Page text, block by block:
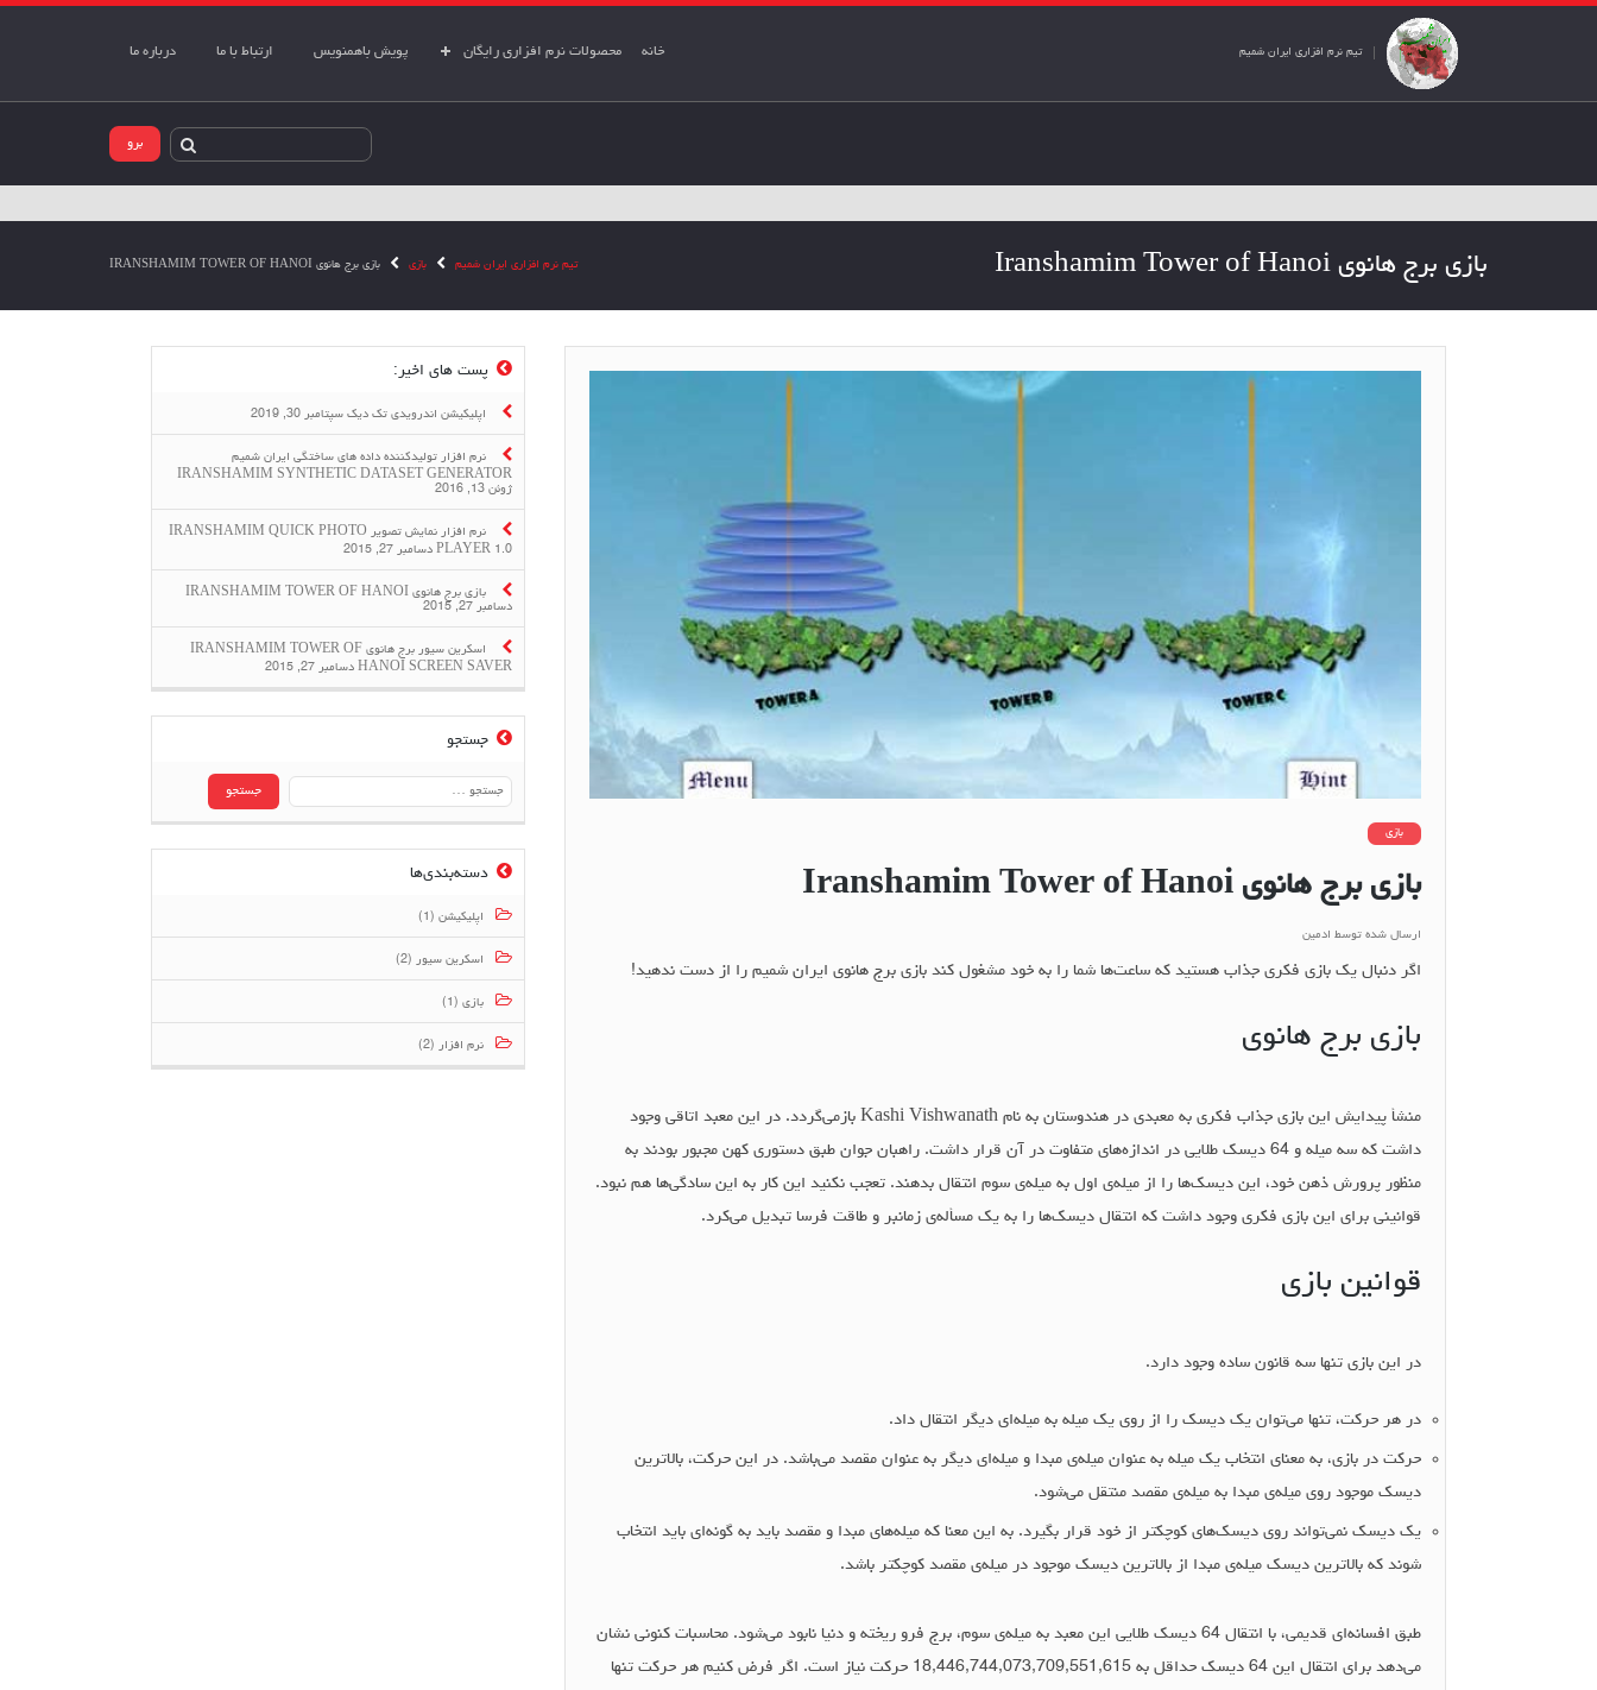
تیم نرم افزاری ایران شمیم خانه محصولات نرم افزاری رایگان پویش باهمنویس ارتباط با ما درباره ما
بازی برج هانوی Iranshamim Tower of Hanoi تیم نرم افزاری ایران شمیم بازی بازی برج هانوی IRANSHAMIM TOWER OF HANOI
پست های اخیر:
اپلیکیشن اندرویدی تک دیک سپتامبر 30, 2019
نرم افزار تولیدکننده داده های ساختگی ایران شمیم
IRANSHAMIM SYNTHETIC DATASET GENERATOR
ژوئن 13, 2016
نرم افزار نمایش تصویر IRANSHAMIM QUICK PHOTO
PLAYER 1.0 دسامبر 27, 2015
بازی برج هانوی IRANSHAMIM TOWER OF HANOI
دسامبر 27, 2015
اسکرین سیور برج هانوی IRANSHAMIM TOWER OF
HANOI SCREEN SAVER دسامبر 27, 2015
جستجو
جستجو
برای:
دسته‌بندی‌ها
اپلیکیشن (1)
اسکرین سیور (2)
بازی (1)
نرم افزار (2)
بازی
بازی برج هانوی Iranshamim Tower of Hanoi
ارسال شده توسط ادمین
اگر دنبال یک بازی فکری جذاب هستید که ساعت‌ها شما را به خود مشغول کند بازی برج هانوی ایران شمیم را از دست ندهید!
بازی برج هانوی
منشأ پیدایش این بازی جذاب فکری به معبدی در هندوستان به نام Kashi Vishwanath بازمی‌گردد. در این معبد اتاقی وجود
داشت که سه میله و 64 دیسک طلایی در اندازه‌های متفاوت در آن قرار داشت. راهبان جوان طبق دستوری کهن مجبور بودند به
منظور پرورش ذهن خود، این دیسک‌ها را از میله‌ی اول به میله‌ی سوم انتقال بدهند. تعجب نکنید این کار به این سادگی‌ها هم نبود.
قوانینی برای این بازی فکری وجود داشت که انتقال دیسک‌ها را به یک مسأله‌ی زمانبر و طاقت فرسا تبدیل می‌کرد.
قوانین بازی
در این بازی تنها سه قانون ساده وجود دارد.
در هر حرکت، تنها می‌توان یک دیسک را از روی یک میله به میله‌ای دیگر انتقال داد.
حرکت در بازی، به معنای انتخاب یک میله به عنوان میله‌ی مبدا و میله‌ای دیگر به عنوان مقصد می‌باشد. در این حرکت، بالاترین
دیسک موجود روی میله‌ی مبدا به میله‌ی مقصد منتقل می‌شود.
یک دیسک نمی‌تواند روی دیسک‌های کوچکتر از خود قرار بگیرد. به این معنا که میله‌های مبدا و مقصد باید به گونه‌ای باید انتخاب
شوند که بالاترین دیسک میله‌ی مبدا از بالاترین دیسک موجود در میله‌ی مقصد کوچکتر باشد.
طبق افسانه‌ای قدیمی، با انتقال 64 دیسک طلایی این معبد به میله‌ی سوم، برج فرو ریخته و دنیا نابود می‌شود. محاسبات کنونی نشان
می‌دهد برای انتقال این 64 دیسک حداقل به 18,446,744,073,709,551,615 حرکت نیاز است. اگر فرض کنیم هر حرکت تنها